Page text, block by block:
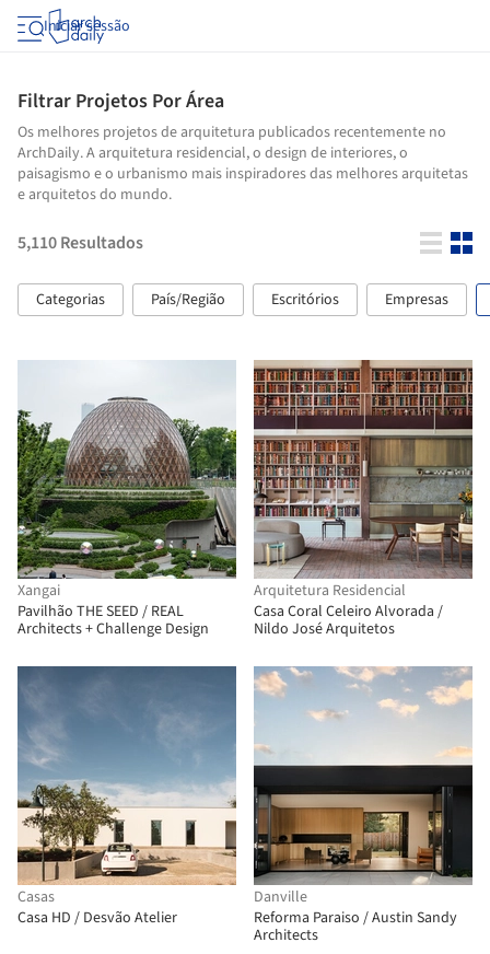
Iniciar sessão
Filtrar Projetos Por Área
Os melhores projetos de arquitetura publicados recentemente no
ArchDaily. A arquitetura residencial, o design de interiores, o
paisagismo e o urbanismo mais inspiradores das melhores arquitetas
e arquitetos do mundo.
5,110Resultados
Categorias País/Região Escritórios Empresas
Xangai
Pavilhão THE SEED / REAL
Architects + Challenge Design
Arquitetura Residencial
Casa Coral Celeiro Alvorada /
Nildo José Arquitetos
Casas
Casa HD / Desvão Atelier
Danville
Reforma Paraiso / Austin Sandy
Architects